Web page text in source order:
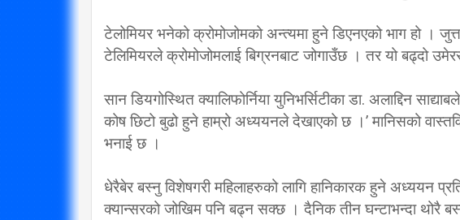
टेलोमियर भनेको क्रोमोजोमको अन्त्यमा हुने डिएनएको भाग हो ।
टेलिमियरले क्रोमोजोमलाई बिग्रनबाट जोगाउँछ । तर यो बढ्दो
सान डियगोस्थित क्यालिफोर्निया युनिभर्सिटीका डा. अलाद्दिन
कोष छिटो बुढो हुने हाम्रो अध्ययनले देखाएको छ ।’ मानिसको
भनाई छ ।
धेरैबेर बस्नु विशेषगरी महिलाहरुको लागि हानिकारक हुने अध्ययन
क्यान्सरको जोखिम पनि बढ्न सक्छ । दैनिक तीन घन्टाभन्दा थोरै
विप्लव समूह संविधानको
दायराभित्र आएर हिँड्नुको
विकल्प छैन् : मुख्यमन्त्री राई
3/10/2018
गर्छ अब सरकार ?
2/21/2018